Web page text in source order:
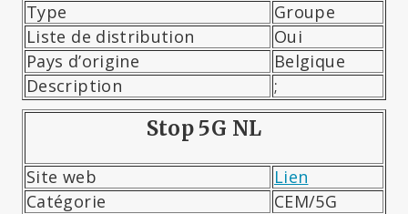
Type
Groupe
Liste de distribution
Oui
Pays d’origine
Belgique
Description
;
Stop 5G NL
Site web
Lien
Catégorie
CEM/5G